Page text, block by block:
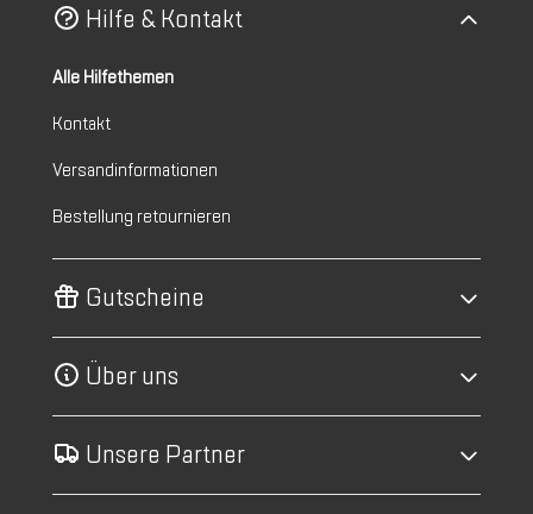
Hilfe & Kontakt
Alle Hilfethemen
Kontakt
Versandinformationen
Bestellung retournieren
Gutscheine
Über uns
Unsere Partner